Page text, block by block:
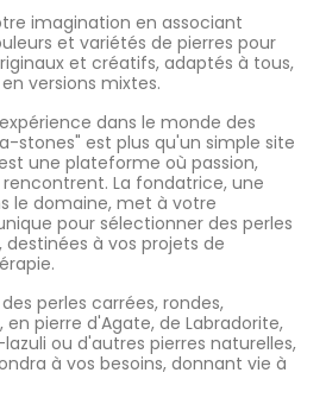
imagination en associant
et variétés de pierres pour
et créatifs, adaptés à tous,
versions mixtes.
dans le monde des
stones" est plus qu'un simple site
une plateforme où passion,
La fondatrice, une
le domaine, met à votre
pour sélectionner des perles
à vos projets de
perles carrées, rondes,
en pierre d'Agate, de Labradorite,
ou d'autres pierres naturelles,
à vos besoins, donnant vie à